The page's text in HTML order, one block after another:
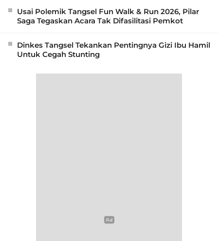
Usai Polemik Tangsel Fun Walk & Run 2026, Pilar
Saga Tegaskan Acara Tak Difasilitasi Pemkot
Dinkes Tangsel Tekankan Pentingnya Gizi Ibu Hamil
Untuk Cegah Stunting